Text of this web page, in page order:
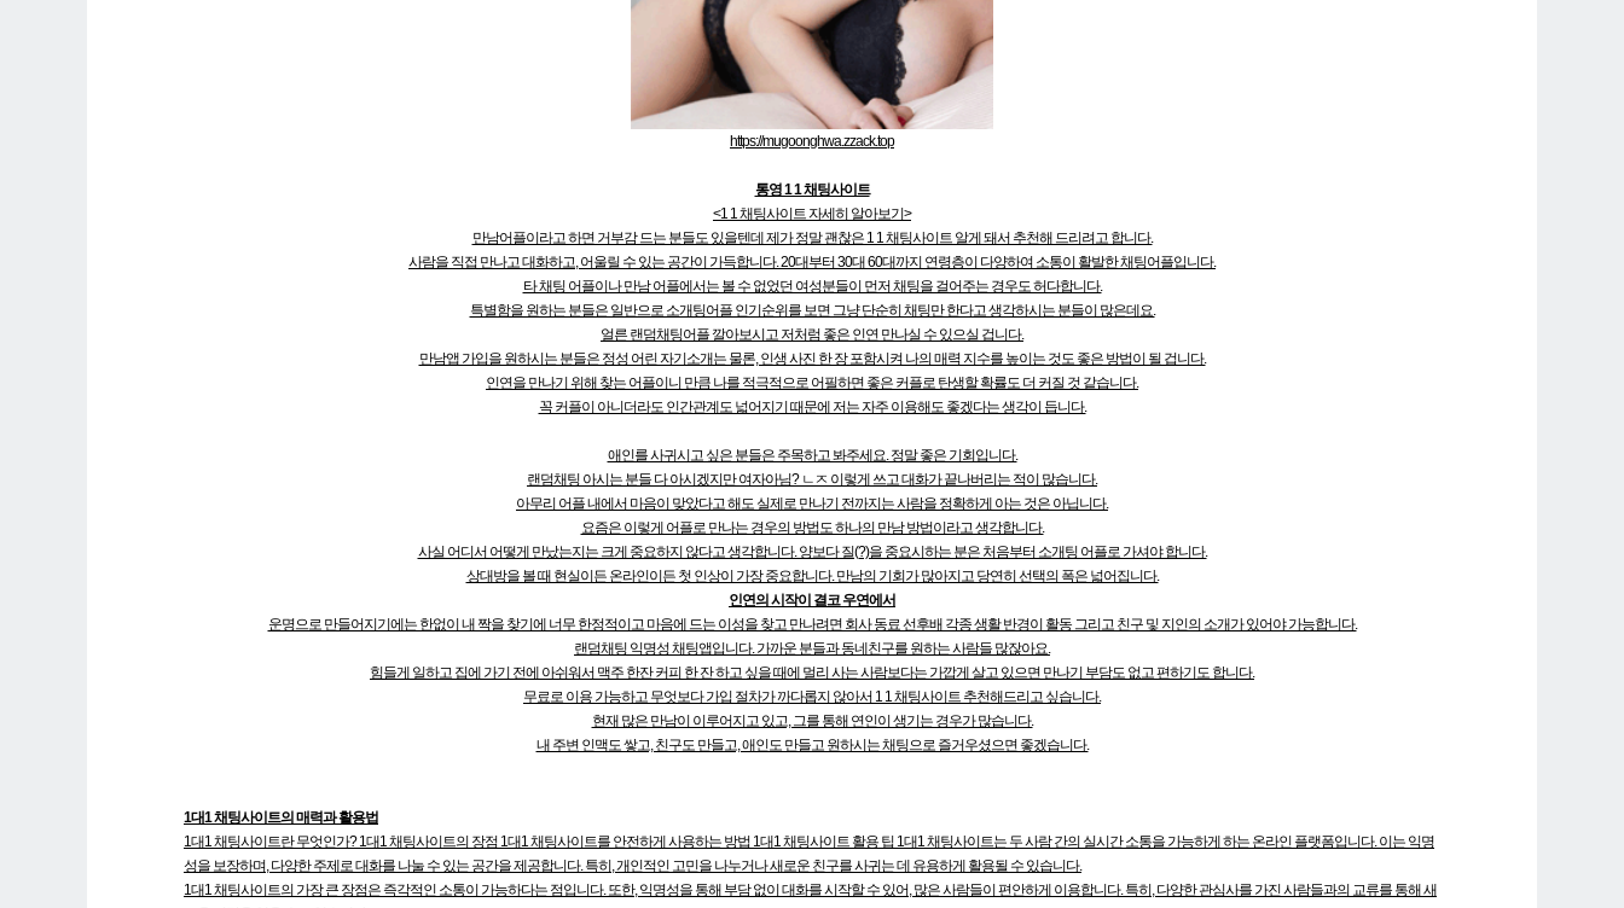
https://mugoonghwa.zzack.top
통영 1 1 채팅사이트
<1 1 채팅사이트 자세히 알아보기>
만남어플이라고 하면 거부감 드는 분들도 있을텐데 제가 정말 괜찮은 1 1 채팅사이트 알게 돼서 추천해 드리려고 합니다.
사람을 직접 만나고 대화하고, 어울릴 수 있는 공간이 가득합니다. 20대부터 30대 60대까지 연령층이 다양하여 소통이 활발한 채팅어플입니다.
타 채팅 어플이나 만남 어플에서는 볼 수 없었던 여성분들이 먼저 채팅을 걸어주는 경우도 허다합니다.
특별함을 원하는 분들은 일반으로 소개팅어플 인기순위를 보면 그냥 단순히 채팅만 한다고 생각하시는 분들이 많은데요.
얼른 랜덤채팅어플 깔아보시고 저처럼 좋은 인연 만나실 수 있으실 겁니다.
만남앱 가입을 원하시는 분들은 정성 어린 자기소개는 물론, 인생 사진 한 장 포함시켜 나의 매력 지수를 높이는 것도 좋은 방법이 될 겁니다.
인연을 만나기 위해 찾는 어플이니 만큼 나를 적극적으로 어필하면 좋은 커플로 탄생할 확률도 더 커질 것 같습니다.
꼭 커플이 아니더라도 인간관계도 넓어지기 때문에 저는 자주 이용해도 좋겠다는 생각이 듭니다.
애인를 사귀시고 싶은 분들은 주목하고 봐주세요. 정말 좋은 기회입니다.
랜덤채팅 아시는 분들 다 아시겠지만 여자아님? ㄴㅈ 이렇게 쓰고 대화가 끝나버리는 적이 많습니다.
아무리 어플 내에서 마음이 맞았다고 해도 실제로 만나기 전까지는 사람을 정확하게 아는 것은 아닙니다.
요즘은 이렇게 어플로 만나는 경우의 방법도 하나의 만남 방법이라고 생각합니다.
사실 어디서 어떻게 만났는지는 크게 중요하지 않다고 생각합니다. 양보다 질(?)을 중요시하는 분은 처음부터 소개팅 어플로 가셔야 합니다.
상대방을 볼 때 현실이든 온라인이든 첫 인상이 가장 중요합니다. 만남의 기회가 많아지고 당연히 선택의 폭은 넓어집니다.
인연의 시작이 결코 우연에서
운명으로 만들어지기에는 한없이 내 짝을 찾기에 너무 한정적이고 마음에 드는 이성을 찾고 만나려면 회사 동료 선후배 각종 생활 반경이 활동 그리고 친구 및 지인의 소개가 있어야 가능합니다.
랜덤채팅 익명성 채팅앱입니다. 가까운 분들과 동네친구를 원하는 사람들 많잖아요.
힘들게 일하고 집에 가기 전에 아쉬워서 맥주 한잔 커피 한 잔 하고 싶을 때에 멀리 사는 사람보다는 가깝게 살고 있으면 만나기 부담도 없고 편하기도 합니다.
무료로 이용 가능하고 무엇보다 가입 절차가 까다롭지 않아서 1 1 채팅사이트 추천해드리고 싶습니다.
현재 많은 만남이 이루어지고 있고, 그를 통해 연인이 생기는 경우가 많습니다.
내 주변 인맥도 쌓고, 친구도 만들고, 애인도 만들고 원하시는 채팅으로 즐거우셨으면 좋겠습니다.
1대1 채팅사이트의 매력과 활용법
1대1 채팅사이트란 무엇인가? 1대1 채팅사이트의 장점 1대1 채팅사이트를 안전하게 사용하는 방법 1대1 채팅사이트 활용 팁 1대1 채팅사이트는 두 사람 간의 실시간 소통을 가능하게 하는 온라인 플랫폼입니다. 이는 익명
성을 보장하며, 다양한 주제로 대화를 나눌 수 있는 공간을 제공합니다. 특히, 개인적인 고민을 나누거나 새로운 친구를 사귀는 데 유용하게 활용될 수 있습니다.
1대1 채팅사이트의 가장 큰 장점은 즉각적인 소통이 가능하다는 점입니다. 또한, 익명성을 통해 부담 없이 대화를 시작할 수 있어, 많은 사람들이 편안하게 이용합니다. 특히, 다양한 관심사를 가진 사람들과의 교류를 통해 새